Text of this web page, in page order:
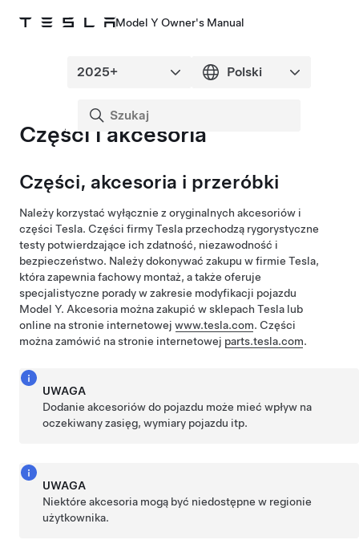
Model Y Owner's Manual
Części i akcesoria
Części, akcesoria i przeróbki
Należy korzystać wyłącznie z oryginalnych akcesoriów i
części Tesla. Części firmy Tesla przechodzą rygorystyczne
testy potwierdzające ich zdatność, niezawodność i
bezpieczeństwo. Należy dokonywać zakupu w firmie Tesla,
która zapewnia fachowy montaż, a także oferuje
specjalistyczne porady w zakresie modyfikacji pojazdu
Model Y. Akcesoria można zakupić w sklepach Tesla lub
online na stronie internetowej www.tesla.com. Części
można zamówić na stronie internetowej parts.tesla.com.
UWAGA
Dodanie akcesoriów do pojazdu może mieć wpływ na
oczekiwany zasięg, wymiary pojazdu itp.
UWAGA
Niektóre akcesoria mogą być niedostępne w regionie
użytkownika.